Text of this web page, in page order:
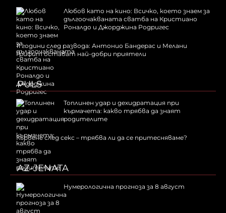
Любов като на кино: Всичко, което знаем за
дългоочакваната сватба на Кристиано
Роналдо и Джорджина Родригес
11 години след развода: Антонио Бандерас и Мелани
Грифит остават най-добри приятели
PULS
Топлинен удар и дехидратация при
кърмачета: какво трябва да знаят
родителите
Кървене след секс – трябва ли да се притесняваме?
AZ-JENATA
Нумерологична прогноза за 8 август